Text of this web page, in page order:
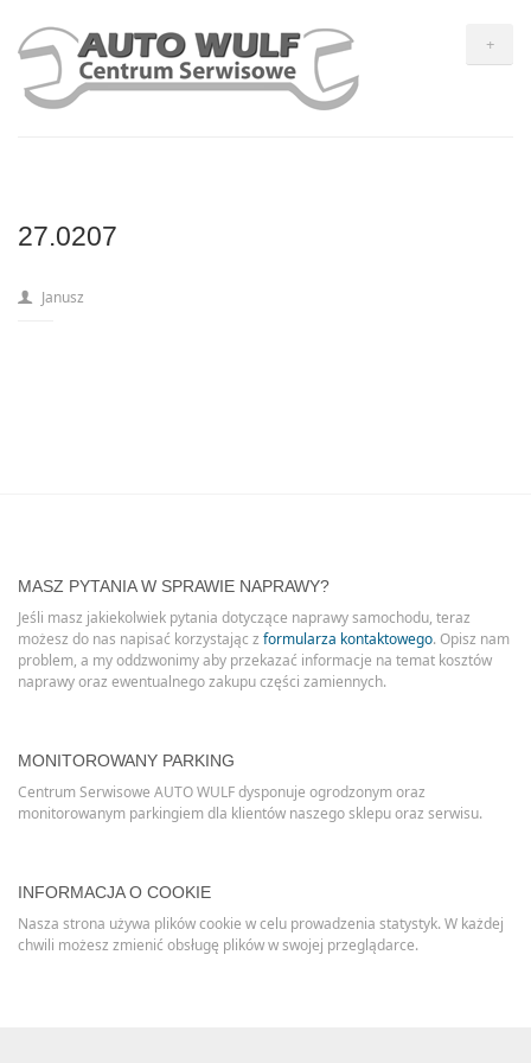
+
27.0207
Janusz
MASZ PYTANIA W SPRAWIE NAPRAWY?
Jeśli masz jakiekolwiek pytania dotyczące naprawy samochodu, teraz
możesz do nas napisać korzystając z formularza kontaktowego. Opisz nam
problem, a my oddzwonimy aby przekazać informacje na temat kosztów
naprawy oraz ewentualnego zakupu części zamiennych.
MONITOROWANY PARKING
Centrum Serwisowe AUTO WULF dysponuje ogrodzonym oraz
monitorowanym parkingiem dla klientów naszego sklepu oraz serwisu.
INFORMACJA O COOKIE
Nasza strona używa plików cookie w celu prowadzenia statystyk. W każdej
chwili możesz zmienić obsługę plików w swojej przeglądarce.